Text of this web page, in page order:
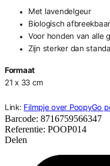
Met lavendelgeur
Biologisch afbreekbaar
Voor honden van alle
Zijn sterker dan
Formaat
21 x 33 cm
Link: Filmpje over PoopyGo
Barcode: 8716759566347
Referentie: POOP014
Delen